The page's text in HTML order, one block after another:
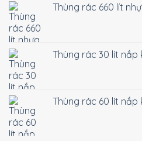
Thùng rác 660 lít
Thùng rác 30 lít nắp
Thùng rác 60 lít nắp